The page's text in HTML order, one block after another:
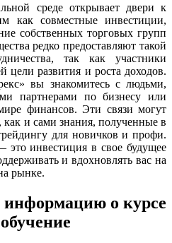
среде открывает двери к
как совместные инвестиции,
собственных торговых групп
редко предоставляют такой
так как участники
развития и роста доходов.
вы знакомитесь с людьми,
партнерами по бизнесу или
финансов. Эти связи могут
как и сами знания, полученные в
для новичков и профи.
инвестиция в свое будущее
и вдохновлять вас на
рынке.
о курсе